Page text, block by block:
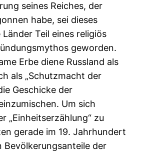
seines Reiches, der
habe, sei dieses
Teil eines religiös
geworden.
Erbe diene Russland als
als „Schutzmacht der
Geschicke der
Um sich
„Einheitserzählung“ zu
gerade im 19. Jahrhundert
Bevölkerungsanteile der